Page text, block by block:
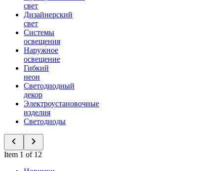
свет
Дизайнерский
свет
Системы
освещения
Наружное
освещение
Гибкий
неон
Светодиодный
декор
Электроустановочные
изделия
Светодиоды
Item 1 of 12